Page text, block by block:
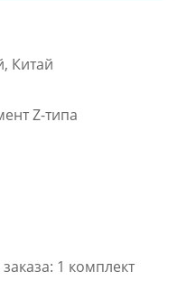
Китай
Z-типа
1 комплект